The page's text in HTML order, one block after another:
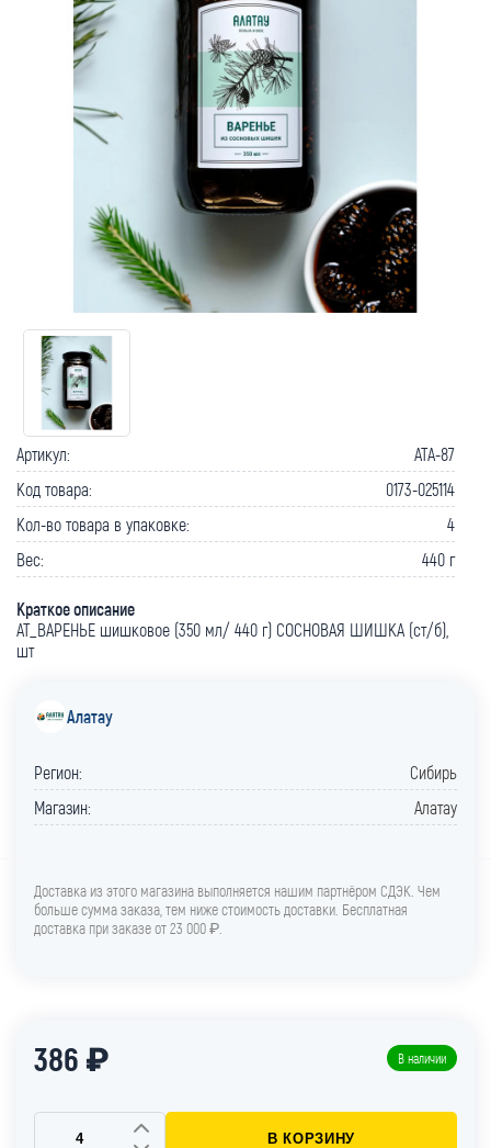
Артикул:
ATA-87
Код товара:
0173-025114
Кол-во товара в упаковке:
4
Вес:
440 г
Краткое описание
АТ_ВАРЕНЬЕ шишковое (350 мл/ 440 г) СОСНОВАЯ ШИШКА (ст/б),
шт
Алатау
Регион:
Сибирь
Магазин:
Алатау
Доставка из этого магазина выполняется нашим партнёром СДЭК. Чем
больше сумма заказа, тем ниже стоимость доставки. Бесплатная
доставка при заказе от 23 000 ₽.
386 ₽ В наличии
В КОРЗИНУ